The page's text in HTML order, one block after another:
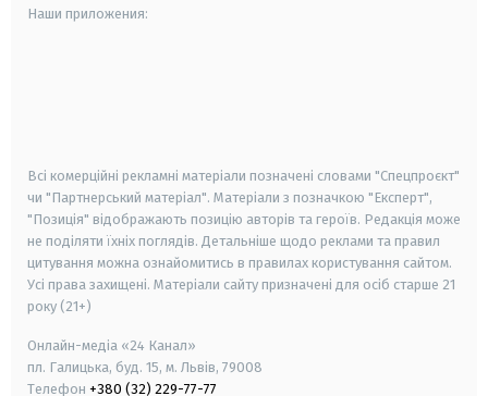
Наши приложения:
Всі комерційні рекламні матеріали позначені словами "Спецпроєкт"
чи "Партнерський матеріал". Матеріали з позначкою "Експерт",
"Позиція" відображають позицію авторів та героїв. Редакція може
не поділяти їхніх поглядів. Детальніше щодо реклами та правил
цитування можна ознайомитись в правилах користування сайтом.
Усі права захищені. Матеріали сайту призначені для осіб старше 21
року (21+)
Онлайн-медіа «24 Канал»
пл. Галицька, буд. 15, м. Львів, 79008
Телефон +380 (32) 229-77-77